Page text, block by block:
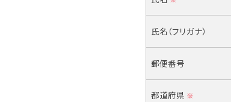
氏名（フリガナ）
郵便番号
都道府県 ※